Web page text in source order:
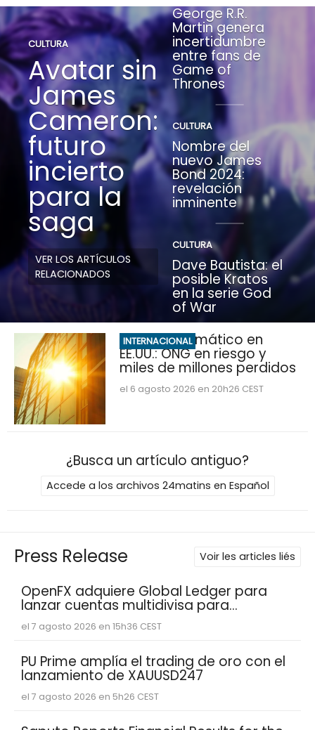
CULTURA
Avatar sin
James
Cameron:
futuro
incierto
para la
saga
VER LOS ARTÍCULOS
RELACIONADOS
George R.R.
Martin genera
incertidumbre
entre fans de
Game of
Thrones
CULTURA
Nombre del
nuevo James
Bond 2024:
revelación
inminente
CULTURA
Dave Bautista: el
posible Kratos
en la serie God
of War
INTERNACIONAL
Impacto climático en
EE.UU.: ONG en riesgo y
miles de millones perdidos
el 6 agosto 2026 en 20h26 CEST
¿Busca un artículo antiguo?
Accede a los archivos 24matins en Español
Press Release Voir les articles liés
OpenFX adquiere Global Ledger para
lanzar cuentas multidivisa para
empresas fintech
el 7 agosto 2026 en 15h36 CEST
PU Prime amplía el trading de oro con el
lanzamiento de XAUUSD247
el 7 agosto 2026 en 5h26 CEST